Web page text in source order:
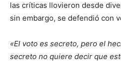
las críticas llovieron desde
sin embargo, se defendió con
«El voto es secreto, pero el
secreto no quiere decir que